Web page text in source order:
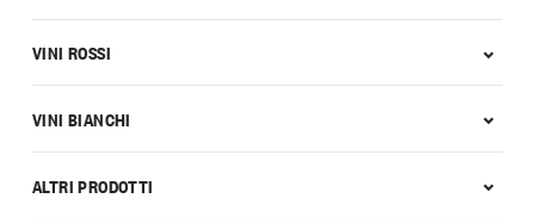
VINI ROSSI
VINI BIANCHI
ALTRI PRODOTTI